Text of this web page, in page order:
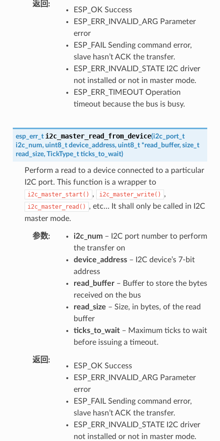
返回
ESP_OK Success
ESP_ERR_INVALID_ARG Parameter
error
ESP_FAIL Sending command error,
slave hasn’t ACK the transfer.
ESP_ERR_INVALID_STATE I2C driver
not installed or not in master mode.
ESP_ERR_TIMEOUT Operation
timeout because the bus is busy.
esp_err_t i2c_master_read_from_device(i2c_port_t
i2c_num, uint8_t device_address, uint8_t *read_buffer, size_t
read_size, TickType_t ticks_to_wait)
Perform a read to a device connected to a particular
I2C port. This function is a wrapper to
i2c_master_start() , i2c_master_write() ,
i2c_master_read()
, etc… It shall only be called in I2C
master mode.
参数 i2c_num– I2C port number to perform
the transfer on
device_address– I2C device’s 7-bit
address
read_buffer– Buffer to store the bytes
received on the bus
read_size – Size, in bytes, of the read
buffer
ticks_to_wait– Maximum ticks to wait
before issuing a timeout.
返回
ESP_OK Success
ESP_ERR_INVALID_ARG Parameter
error
ESP_FAIL Sending command error,
slave hasn’t ACK the transfer.
ESP_ERR_INVALID_STATE I2C driver
not installed or not in master mode.